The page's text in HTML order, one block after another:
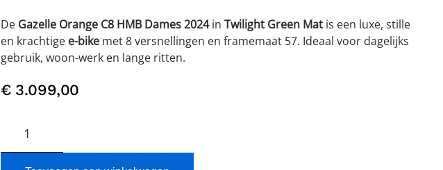
De Gazelle Orange C8 HMB Dames 2024in Twilight Green Mat is een luxe, stille
en krachtige e-bike met 8 versnellingen en framemaat 57. Ideaal voor dagelijks
gebruik, woon-werk en lange ritten.
€3.099,00
Orange
C8